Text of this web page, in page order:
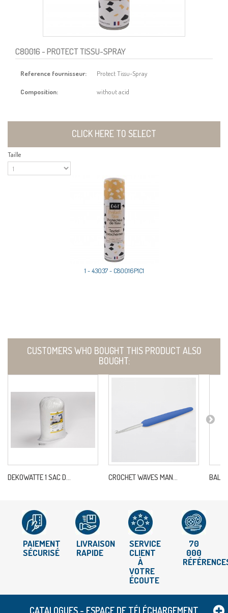
C80016- PROTECT TISSU-SPRAY
Reference fournisseur: Protect Tissu-Spray
Composition: without acid
CLICK HERE TO SELECT
Taille
1 - 43037 - C80016P1C1
CUSTOMERS WHO BOUGHT THIS PRODUCT ALSO
BOUGHT:
DEKOWATTE 1 SAC D... CROCHET WAVES MAN...
PAIEMENT
SÉCURISÉ
LIVRAISON
RAPIDE
SERVICE
CLIENT
À
VOTRE
ÉCOUTE
70
000
CATALOGUES - ESPACE DE TÉLÉCHARGEMENT